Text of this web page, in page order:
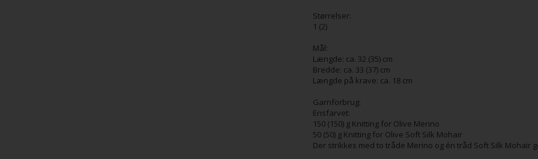
Størrelser:
1 (2)
Mål:
Længde: ca. 32 (35) cm
Bredde: ca. 33 (37) cm
Længde på krave: ca. 18 cm
Garnforbrug:
Ensfarvet:
150 (150) g Knitting for Olive Merino
50 (50) g Knitting for Olive Soft Silk Mohair
Der strikkes med to tråde Merino og én tråd Soft Silk Mohair